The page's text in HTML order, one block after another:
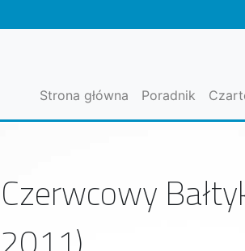
Strona główna Poradnik
Czerwcowy